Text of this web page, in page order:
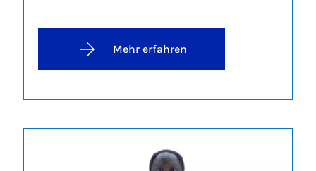
Mehr erfahren